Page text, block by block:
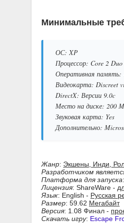
Минимальные
ОС: XP
Процессор: Core 2 Duo
Оперативная
Видеокарта: Discreet
DirectX: Версии 9.0c
Место на диске: 200
Звуковая карта: Yes
Дополнительно:
Жанр: Экшены, Инди,
Разработчиком
Платформа для запуска:
Лицензия: ShareWare -
Язык: English - Русская
Размер: 59.62 Мегабайт
Версия: 1.08 Финал -
Скачать игру: Escape